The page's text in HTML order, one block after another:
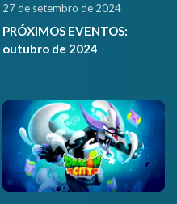
27 de setembro de 2024
PRÓXIMOS EVENTOS:
outubro de 2024